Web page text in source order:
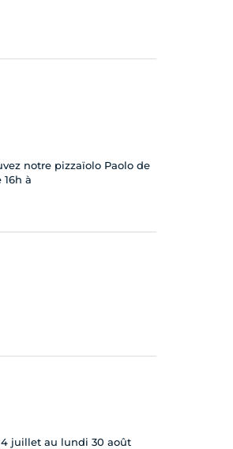
notre pizzaïolo Paolo de
à
4 juillet au lundi 30 août